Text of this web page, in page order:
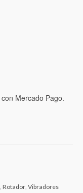
con Mercado Pago.
Rotador Vibradores